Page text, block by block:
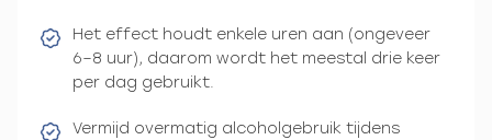
Het effect houdt enkele uren aan (ongeveer
6–8 uur), daarom wordt het meestal drie keer
per dag gebruikt.
Vermijd overmatig alcoholgebruik tijdens